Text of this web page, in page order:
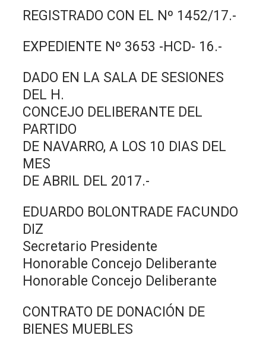
REGISTRADO CON EL Nº 1452/17.-
EXPEDIENTE Nº 3653 -HCD- 16.-
DADO EN LA SALA DE SESIONES
DEL H.
CONCEJO DELIBERANTE DEL
PARTIDO
DE NAVARRO, A LOS 10 DIAS DEL
MES
DE ABRIL DEL 2017.-
EDUARDO BOLONTRADE FACUNDO
DIZ
Secretario Presidente
Honorable Concejo Deliberante
Honorable Concejo Deliberante
CONTRATO DE DONACIÓN DE
BIENES MUEBLES